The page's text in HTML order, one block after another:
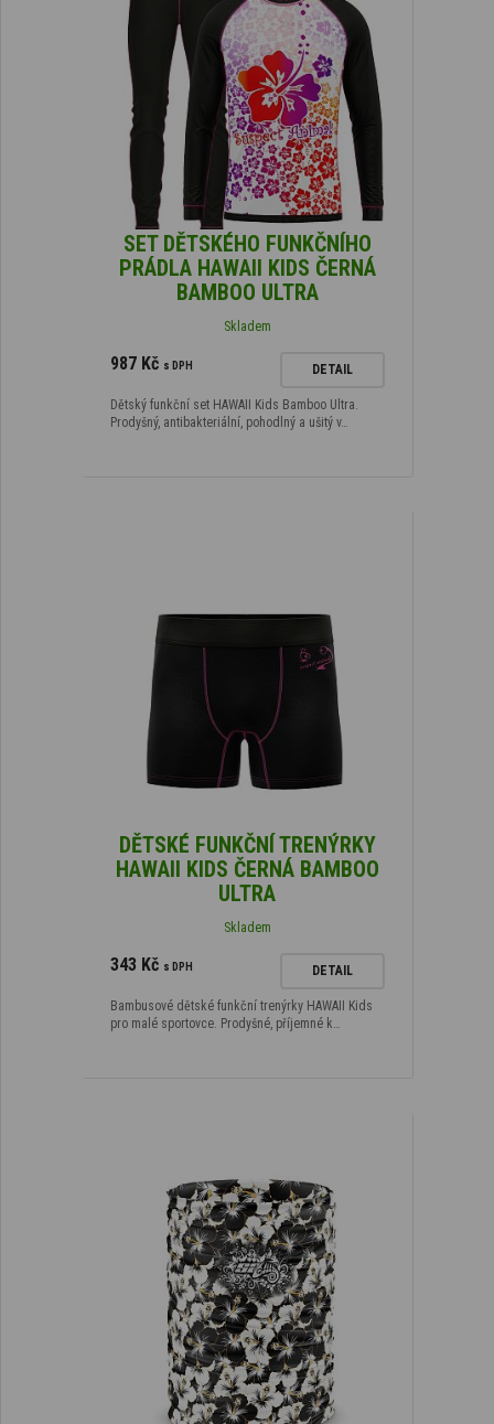
SET DĚTSKÉHO FUNKČNÍHO
PRÁDLA HAWAII KIDS ČERNÁ
BAMBOO ULTRA
Skladem
987 Kč s DPH DETAIL
Dětský funkční set HAWAII Kids Bamboo Ultra.
Prodyšný, antibakteriální, pohodlný a ušitý v…
DĚTSKÉ FUNKČNÍ TRENÝRKY
HAWAII KIDS ČERNÁ BAMBOO
ULTRA
Skladem
343 Kč s DPH DETAIL
Bambusové dětské funkční trenýrky HAWAII Kids
pro malé sportovce. Prodyšné, příjemné k…